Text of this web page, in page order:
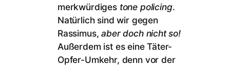
merkwürdiges tone policing.
Natürlich sind wir gegen
Rassimus,aber doch nicht so!
Außerdem ist es eine Täter-
Opfer-Umkehr, denn vor der